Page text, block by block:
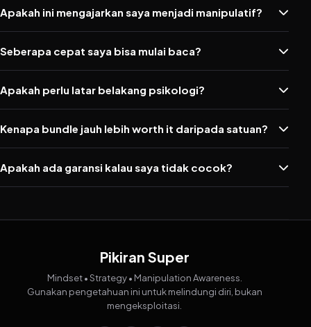
Apakah ini mengajarkan saya menjadi manipulatif?
Seberapa cepat saya bisa mulai baca?
Apakah perlu latar belakang psikologi?
Kenapa bundle jauh lebih worth it daripada satuan?
Apakah ada garansi kalau saya tidak cocok?
Pikiran Super
Mindset • Strategy • Manipulation Awareness.
Gunakan pengetahuan ini untuk melindungi diri, bukan
mengeksploitasi.